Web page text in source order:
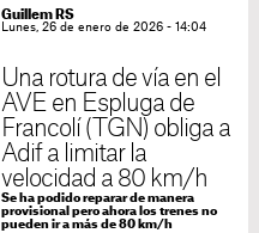
Guillem RS
Lunes, 26 de enero de 2026 - 14:04
Una rotura de vía en el
AVE en Espluga de
Francolí (TGN) obliga a
Adif a limitar la
velocidad a 80 km/h
Se ha podido reparar de manera
provisional pero ahora los trenes no
pueden ir a más de 80 km/h